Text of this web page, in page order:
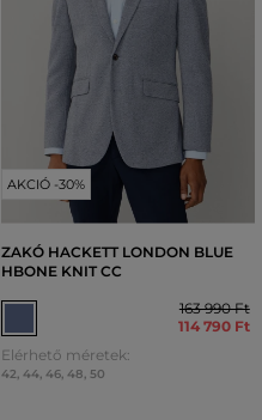
AKCIÓ -30%
ZAKÓ HACKETT LONDON BLUE
HBONE KNIT CC
163 990 Ft
114 790 Ft
Elérhető méretek:
42 44 46, 48 50